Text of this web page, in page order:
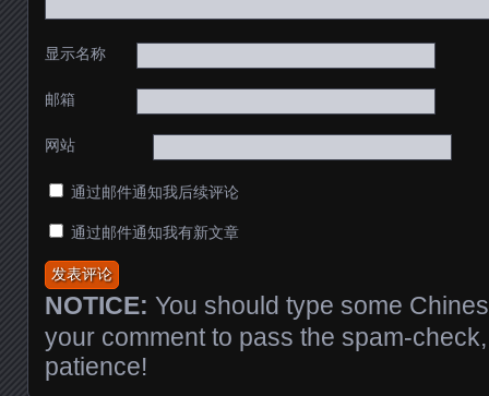
显示名称
邮箱
网站
通过邮件通知我后续评论
通过邮件通知我有新文章
NOTICE: You should type some
your comment to pass the spam-
patience!